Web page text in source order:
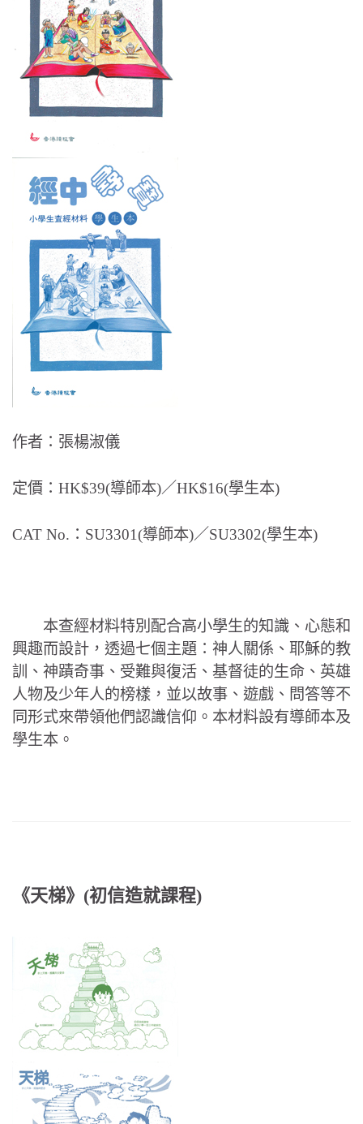
作者：張楊淑儀
定價：HK$39(導師本)／HK$16(學生本)
CAT No.：SU3301(導師本)／SU3302(學生本)
本查經材料特別配合高小學生的知識、心態和
興趣而設計，透過七個主題：神人關係、耶穌的教
訓、神蹟奇事、受難與復活、基督徒的生命、英雄
人物及少年人的榜樣，並以故事、遊戲、問答等不
同形式來帶領他們認識信仰。本材料設有導師本及
學生本。
《天梯》 (初信造就課程)